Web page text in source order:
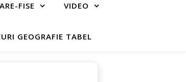
FISE VIDEO
GEOGRAFIE TABEL